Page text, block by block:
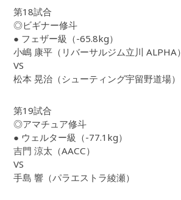
第18試合
◎ビギナー修斗
● フェザー級（-65.8kg）
小嶋 康平（リバーサルジム立川 ALPHA）
VS
松本 晃治（シューティング宇留野道場）
第19試合
◎アマチュア修斗
● ウェルター級（-77.1kg）
吉門 涼太（AACC）
VS
手島 響（パラエストラ綾瀬）